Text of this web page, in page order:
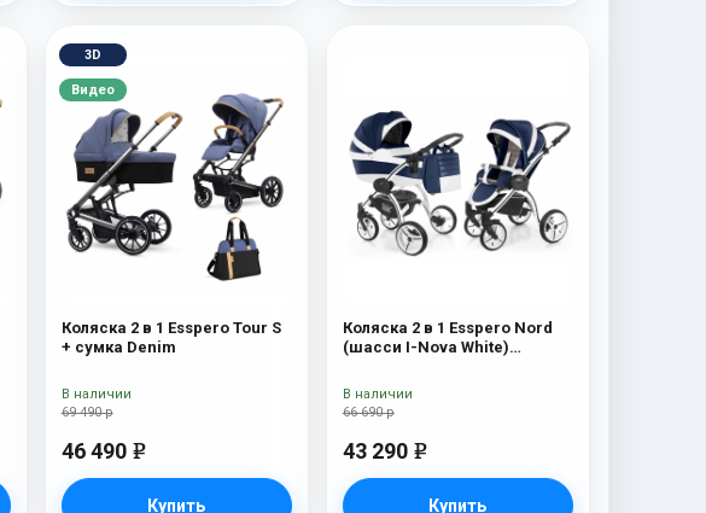
3D
Видео
Коляска 2 в 1 Esspero Tour S
+ сумка Denim
69 490 р
46 490 e
Купить
В наличии
Коляска 2 в 1 Esspero Nord
(шасси I-Nova White)
66 690 р
43 290 e
Купить
В наличии